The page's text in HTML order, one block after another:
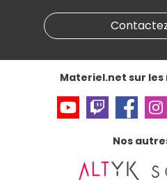
Informations légales
Données personnelles
Accessibilité : non conforme
Materiel.net sur les
Nos